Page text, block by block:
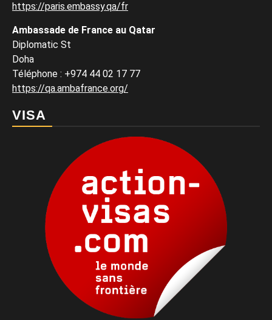
https://paris.embassy.qa/fr
Ambassade de France au Qatar
Diplomatic St
Doha
Téléphone : +974 44 02 17 77
https://qa.ambafrance.org/
VISA